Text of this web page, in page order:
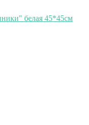
белая 45*45см